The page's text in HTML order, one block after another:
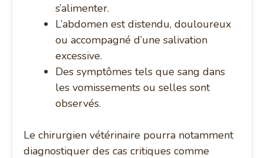
s’alimenter.
L’abdomen est distendu, douloureux
ou accompagné d’une salivation
excessive.
Des symptômes tels que sang dans
les vomissements ou selles sont
observés.
Le chirurgien vétérinaire pourra notamment
diagnostiquer des cas critiques comme